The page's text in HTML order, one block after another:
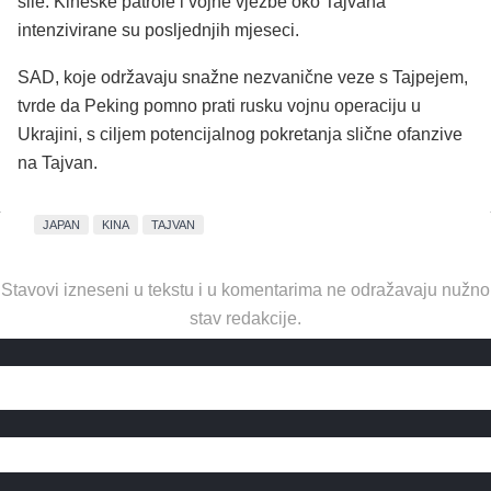
intenzivirane su posljednjih mjeseci.
SAD, koje održavaju snažne nezvanične veze s Tajpejem,
tvrde da Peking pomno prati rusku vojnu operaciju u
Ukrajini, s ciljem potencijalnog pokretanja slične ofanzive
na Tajvan.
JAPAN KINA TAJVAN
Stavovi izneseni u tekstu i u komentarima ne odražavaju nužno
stav redakcije.